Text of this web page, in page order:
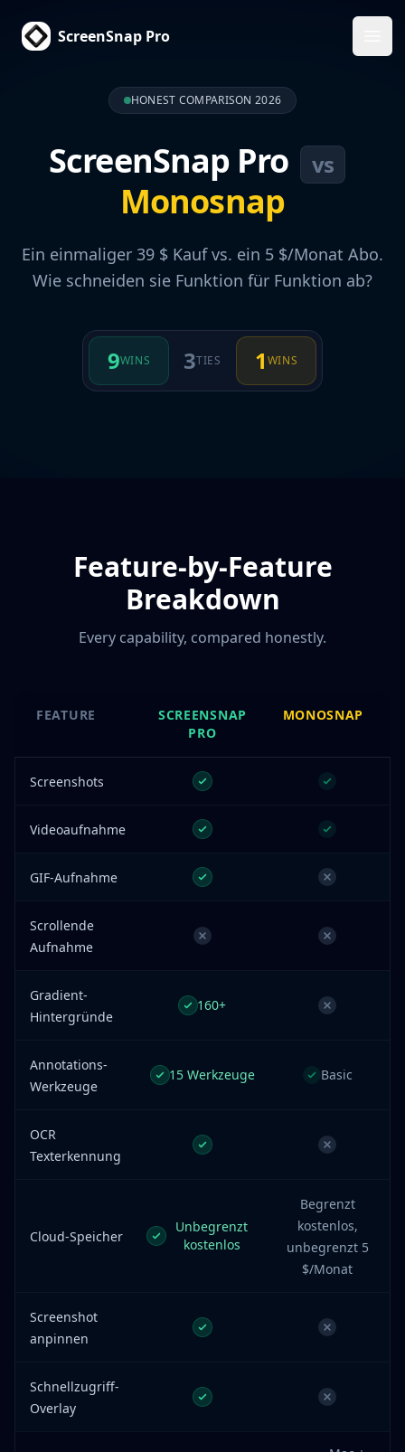
ScreenSnap Pro
HONEST COMPARISON 2026
ScreenSnap Pro vs
Monosnap
Ein einmaliger 39 $ Kauf vs. ein 5 $/Monat Abo.
Wie schneiden sie Funktion für Funktion ab?
9WINS 3TIES 1 WINS
Feature-by-Feature
Breakdown
Every capability, compared honestly.
FEATURE
SCREENSNAP
PRO
MONOSNAP
Screenshots
Videoaufnahme
GIF-Aufnahme
Scrollende
Aufnahme
Gradient-
Hintergründe
160+
Annotations-
Werkzeuge
15 Werkzeuge Basic
OCR
Texterkennung
Cloud-Speicher
Unbegrenzt
kostenlos
Begrenzt
kostenlos,
unbegrenzt 5
$/Monat
Screenshot
anpinnen
Schnellzugriff-
Overlay